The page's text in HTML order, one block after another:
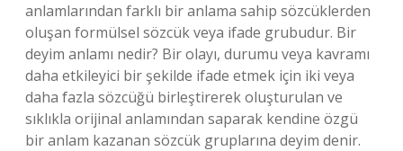
anlamlarından farklı bir anlama sahip sözcüklerden
oluşan formülsel sözcük veya ifade grubudur. Bir
deyim anlamı nedir? Bir olayı, durumu veya kavramı
daha etkileyici bir şekilde ifade etmek için iki veya
daha fazla sözcüğü birleştirerek oluşturulan ve
sıklıkla orijinal anlamından saparak kendine özgü
bir anlam kazanan sözcük gruplarına deyim denir.